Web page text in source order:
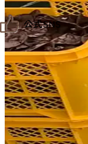
お知らせ
お問い合わせ
教育旅行
観光マップ
せんだい旅日
サイト利用規約
プライバシー
サイトマップ
仙臺写真館フ
公式SNS
せんだい旅日
せんだい旅
せんだい旅
仙台旅先体験
仙台旅先体